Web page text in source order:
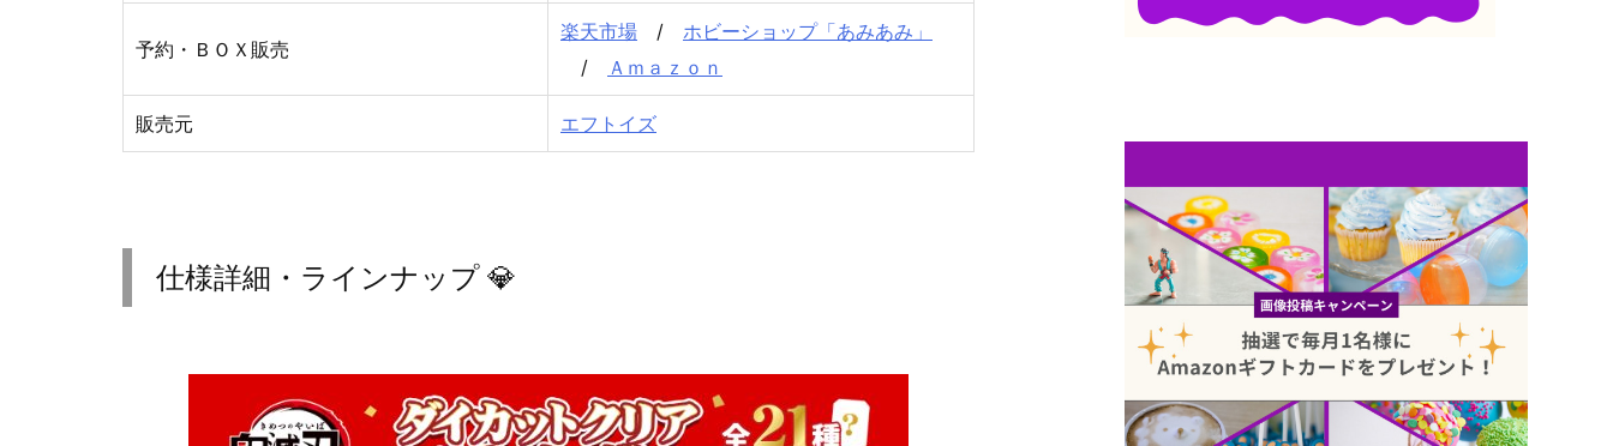
予約・ＢＯＸ販売
楽天市場 / ホビーショップ「あみあみ」
/
Ａｍａｚｏｎ
販売元 エフトイズ
仕様詳細・ラインナップ 💎